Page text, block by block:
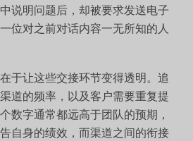
说明问题后，却被要求发送电子
位对之前对话内容一无所知的人
于让这些交接环节变得透明。追
道的频率，以及客户需要重复提
数字通常都远高于团队的预期，
自身的绩效，而渠道之间的衔接